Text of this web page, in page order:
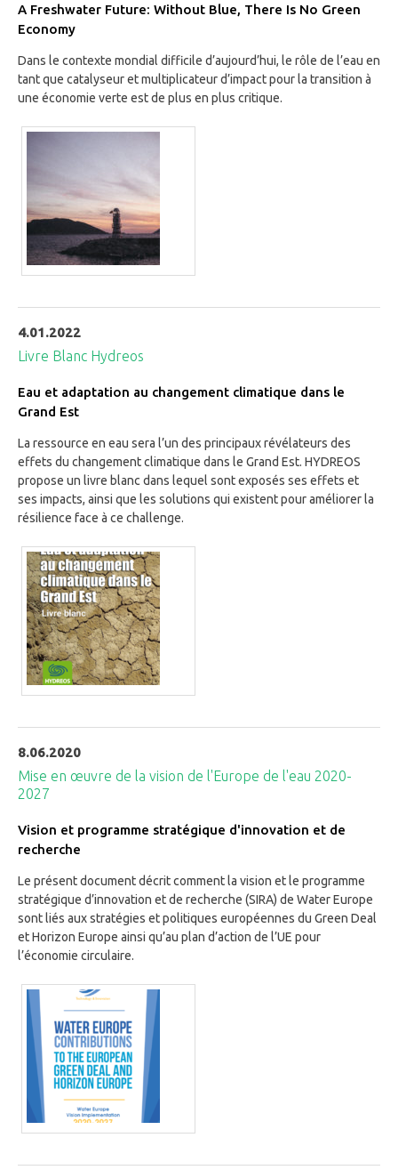
A Freshwater Future: Without Blue, There Is No Green
Economy
Dans le contexte mondial difficile d’aujourd’hui, le rôle de l’eau en
tant que catalyseur et multiplicateur d’impact pour la transition à
une économie verte est de plus en plus critique.
4.01.2022
Livre Blanc Hydreos
Eau et adaptation au changement climatique dans le
Grand Est
La ressource en eau sera l’un des principaux révélateurs des
effets du changement climatique dans le Grand Est. HYDREOS
propose un livre blanc dans lequel sont exposés ses effets et
ses impacts, ainsi que les solutions qui existent pour améliorer la
résilience face à ce challenge.
8.06.2020
Mise en œuvre de la vision de l'Europe de l'eau 2020-
2027
Vision et programme stratégique d'innovation et de
recherche
Le présent document décrit comment la vision et le programme
stratégique d’innovation et de recherche (SIRA) de Water Europe
sont liés aux stratégies et politiques européennes du Green Deal
et Horizon Europe ainsi qu’au plan d’action de l’UE pour
l’économie circulaire.